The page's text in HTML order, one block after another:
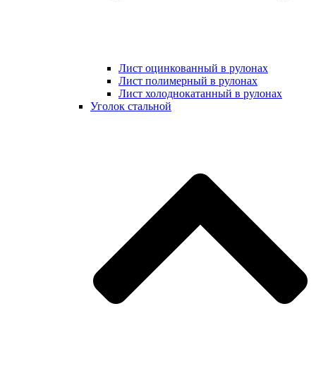
Лист оцинкованный в рулонах
Лист полимерный в рулонах
Лист холоднокатанный в рулонах
Уголок стальной